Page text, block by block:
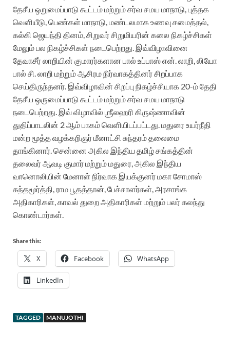
தேசீய ஒறுமைப்பாடு கூட்டம் மற்றும் சர்வ சமய மாநாடு, புத்தக
வெளியீடு, பெண்கள் மாநாடு, மண்டலமாக உணவு சமைத்தல்,
கல்கி ஜெயந்தி தினம், சிறுவர் சிறுமியரின் கலை நிகழ்ச்சிகள்
மேலும் பல நிகழ்ச்சிகள் நடைபெற்றது. இவ்விழாவினை
தேவாசீர் லாறியின் குமாரர்களான பால் உப்பாஸ் என். லாறி, லியோ
பால் சி. லாறி மற்றும் ஆசிரம நிர்வாகத்தினர் சிறப்பாக
செய்திருந்தனர். இவ்விழாவின் சிறப்பு நிகழ்ச்சியாக 20-ம் தேதி
தேசீய ஒருமைப்பாடு கூட்டம் மற்றும் சர்வ சமய மாநாடு
நடைபெற்றது. இவ் விழாவில் ஶ்ரீலஹரி கிருஷ்ணாவின்
துதிப்பாடலின் 2 ஆம் பாகம்வெளியிடப்பட்டது. மதுரை உயர்நீதி
மன்ற மூத்த வழக்கறிஞர் மீனாட்சி சுந்தரம் தலைமை
தாங்கினார். சென்னை அகில இந்திய தமிழ் சங்கத்தின்
தலைவர் ஆவடி குமார் மற்றும் மதுரை, அகில இந்திய
வானொலியின் மேனாள் நிர்வாக இயக்குனர் மகா சோமாஸ்
கந்தமூர்த்தி, ராம பூதத்தான், பேச்சாளர்கள், அரசாங்க
அதிகாரிகள், காவல் துறை அதிகாரிகள் மற்றும் பலர் கலந்து
கொண்டார்கள்.
Share this:
X Facebook WhatsApp
LinkedIn
TAGGED MANUJOTHI